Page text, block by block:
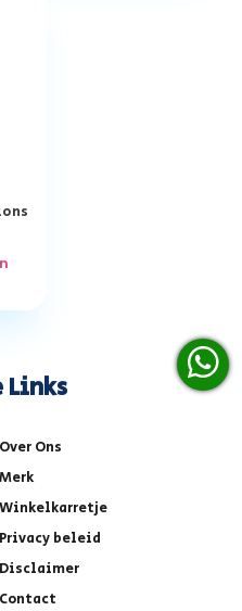
Links
Over Ons
Merk
Winkelkarretje
Privacy beleid
Disclaimer
Contact